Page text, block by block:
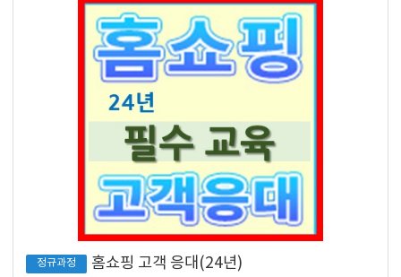
정규과정 홈쇼핑 고객 응대(24년)